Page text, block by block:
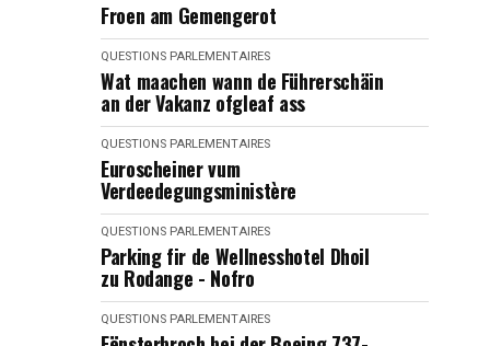
Froen am Gemengerot
QUESTIONS PARLEMENTAIRES
Wat maachen wann de Führerschäin
an der Vakanz ofgleaf ass
QUESTIONS PARLEMENTAIRES
Euroscheiner vum
Verdeedegungsministère
QUESTIONS PARLEMENTAIRES
Parking fir de Wellnesshotel Dhoil
zu Rodange - Nofro
QUESTIONS PARLEMENTAIRES